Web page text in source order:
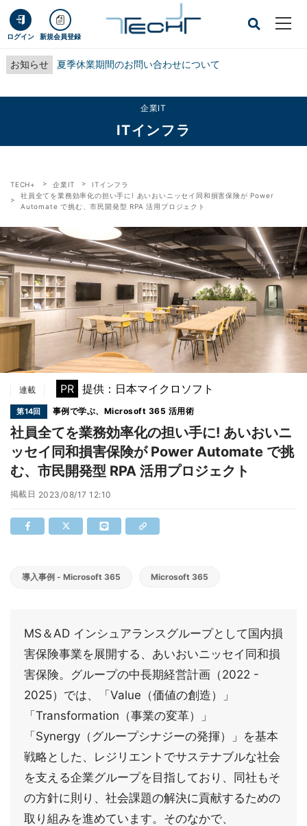
ログイン 新規会員登録
お知らせ 夏季休業期間のお問い合わせについて
企業IT
ITインフラ
TECH+ 企業IT
ITインフラ
社員全てを業務効率化の担い手に! あいおいニッセイ同和損害保険が Power
Automate で挑む、市民開発型 RPA 活用プロジェクト
連載 PR 提供：日本マイクロソフト
第14回 事例で学ぶ、Microsoft 365 活用術
社員全てを業務効率化の担い手に! あいおいニ
ッセイ同和損害保険が Power Automate で挑
む、市民開発型 RPA 活用プロジェクト
掲載日 2023/08/17 12:10
導入事例 - Microsoft 365 Microsoft 365
MS＆AD インシュアランスグループとして国内損
害保険事業を展開する、あいおいニッセイ同和損
害保険。グループの中長期経営計画（2022 -
2025）では、「Value（価値の創造）」
「Transformation（事業の変革）」
「Synergy（グループシナジーの発揮）」を基本
戦略とした、レジリエントでサステナブルな社会
を支える企業グループを目指しており、同社もそ
の方針に則り、社会課題の解決に貢献するための
取り組みを進めています。そのなかで、